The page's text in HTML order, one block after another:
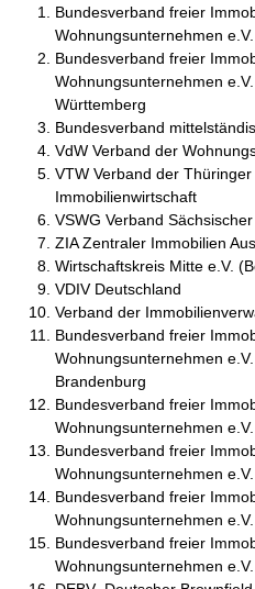
Bundesverband freier
Wohnungsunternehmen
Bundesverband freier
Wohnungsunternehmen
Württemberg
Bundesverband
VdW Verband der
VTW Verband der
Immobilienwirtschaft
VSWG Verband
ZIA Zentraler Immobilien
Wirtschaftskreis Mitte e.V.
VDIV Deutschland
Verband der
Bundesverband freier
Wohnungsunternehmen
Brandenburg
Bundesverband freier
Wohnungsunternehmen
Bundesverband freier
Wohnungsunternehmen
Bundesverband freier
Wohnungsunternehmen
Bundesverband freier
Wohnungsunternehmen